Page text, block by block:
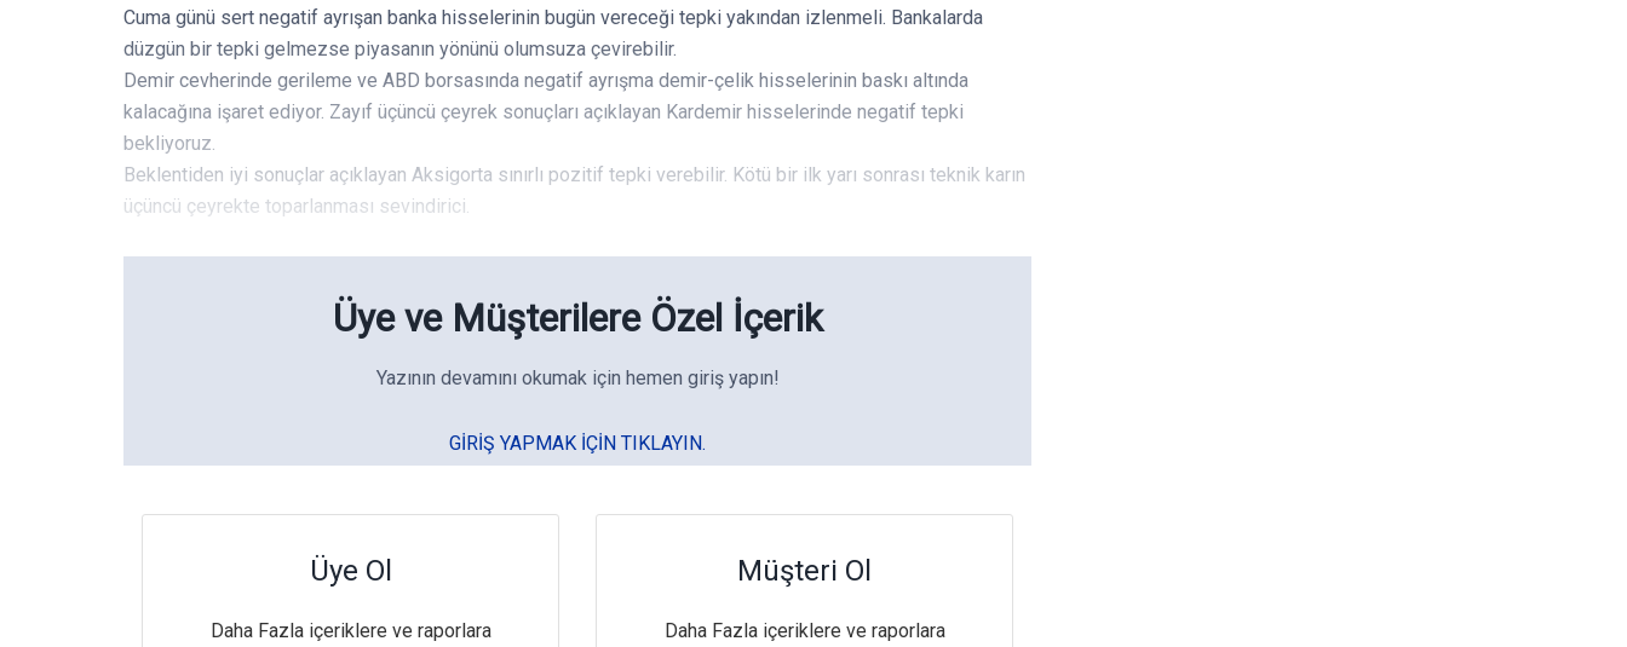
Cuma günü sert negatif ayrışan banka hisselerinin bugün vereceği tepki yakından izlenmeli. Bankalarda
düzgün bir tepki gelmezse piyasanın yönünü olumsuza çevirebilir.
Demir cevherinde gerileme ve ABD borsasında negatif ayrışma demir-çelik hisselerinin baskı altında
kalacağına işaret ediyor. Zayıf üçüncü çeyrek sonuçları açıklayan Kardemir hisselerinde negatif tepki
bekliyoruz.
Beklentiden iyi sonuçlar açıklayan Aksigorta sınırlı pozitif tepki verebilir. Kötü bir ilk yarı sonrası teknik karın
üçüncü çeyrekte toparlanması sevindirici.
Üye ve Müşterilere Özel İçerik
Yazının devamını okumak için hemen giriş yapın!
GIRIŞ YAPMAK IÇIN TIKLAYIN.
Üye Ol
Daha Fazla içeriklere ve raporlara
Müşteri Ol
Daha Fazla içeriklere ve raporlara